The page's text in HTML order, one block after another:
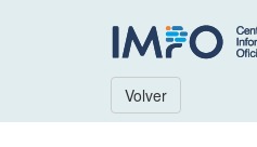
Volver